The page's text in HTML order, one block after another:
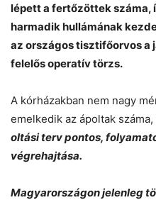
lépett a fertőzöttek száma,
harmadik hullámának
az országos tisztifőorvos a
felelős operatív törzs.
A kórházakban nem nagy
emelkedik az ápoltak száma,
oltási terv pontos,
végrehajtása.
Magyarországon jelenleg